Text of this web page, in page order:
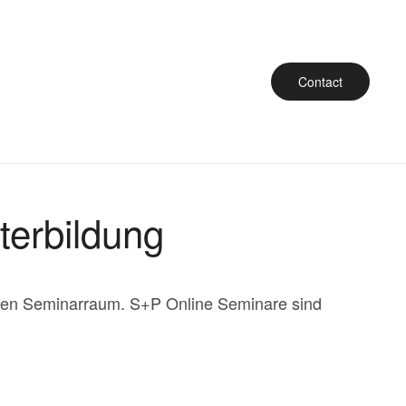
Contact
Seminarraum. S+P Online Seminare sind